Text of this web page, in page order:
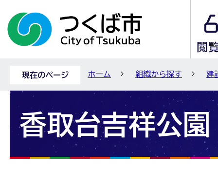
現在のページ ホーム 組織から探す 建
香取台吉祥公園